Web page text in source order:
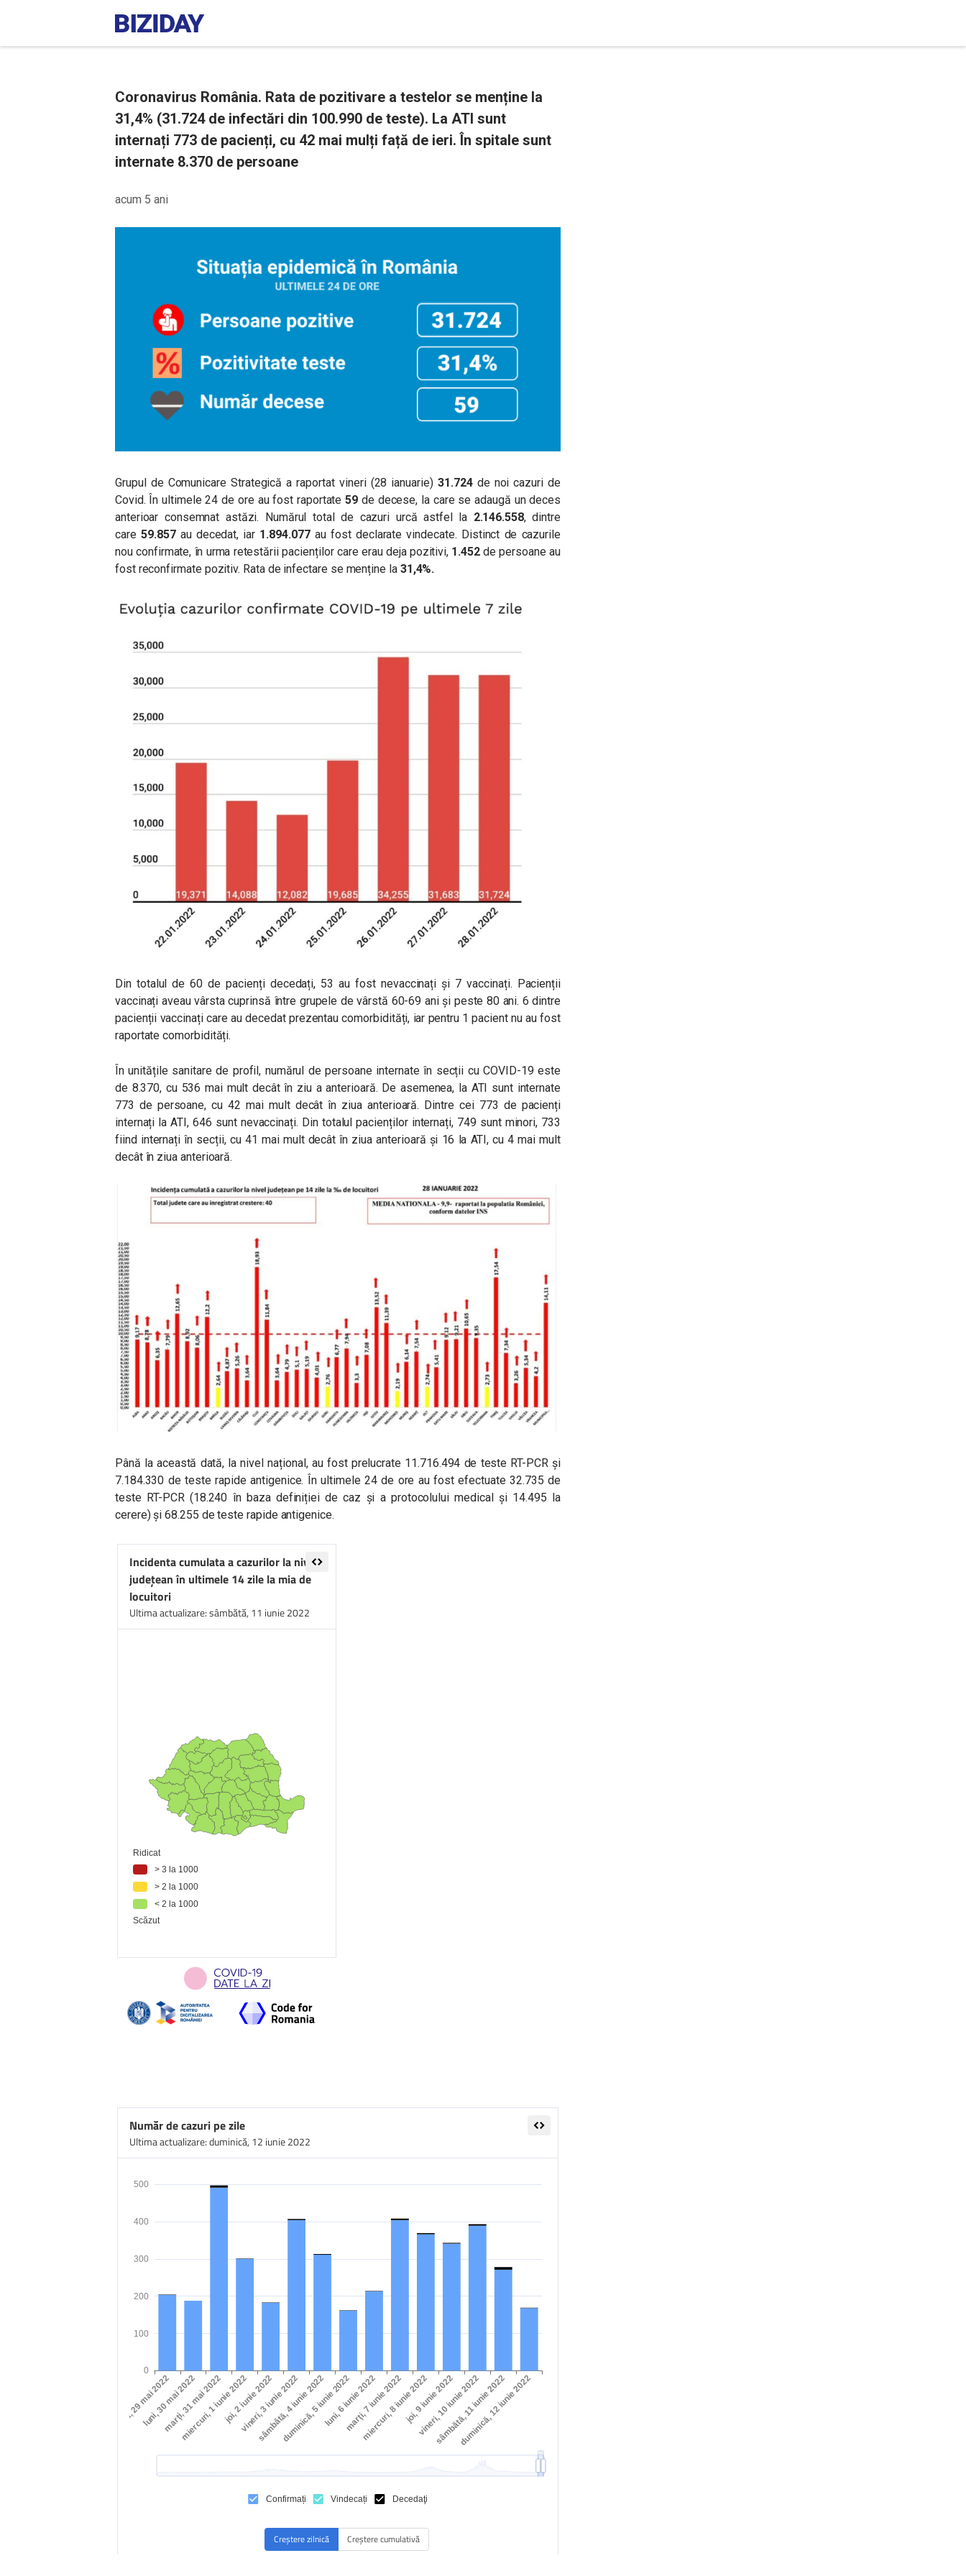
Coronavirus România. Rata de pozitivare a testelor se menține la
31,4% (31.724 de infectări din 100.990 de teste). La ATI sunt
internați 773 de pacienți, cu 42 mai mulți față de ieri. În spitale sunt
internate 8.370 de persoane
acum 5 ani
Grupul de Comunicare Strategică a raportat vineri (28 ianuarie) 31.724 de noi cazuri de
Covid. În ultimele 24 de ore au fost raportate 59 de decese, la care se adaugă un deces
anterioar consemnat astăzi. Numărul total de cazuri urcă astfel la 2.146.558, dintre
care 59.857 au decedat, iar 1.894.077 au fost declarate vindecate. Distinct de cazurile
nou confirmate, în urma retestării pacienților care erau deja pozitivi, 1.452de persoane au
fost reconfirmate pozitiv. Rata de infectare se menține la 31,4%.
Din totalul de 60 de pacienți decedați, 53 au fost nevaccinați și 7 vaccinați. Pacienții
vaccinați aveau vârsta cuprinsă între grupele de vârstă 60-69 ani și peste 80 ani. 6 dintre
pacienții vaccinați care au decedat prezentau comorbidități, iar pentru 1 pacient nu au fost
raportate comorbidități.
În unitățile sanitare de profil, numărul de persoane internate în secții cu COVID-19 este
de 8.370, cu 536 mai mult decât în ziu a anterioară. De asemenea, la ATI sunt internate
773 de persoane, cu 42 mai mult decât în ziua anterioară. Dintre cei 773 de pacienți
internați la ATI, 646 sunt nevaccinați. Din totalul pacienților internați, 749 sunt minori, 733
fiind internați în secții, cu 41 mai mult decât în ziua anterioară și 16 la ATI, cu 4 mai mult
decât în ziua anterioară.
Până la această dată, la nivel național, au fost prelucrate 11.716.494 de teste RT-PCR și
7.184.330 de teste rapide antigenice. În ultimele 24 de ore au fost efectuate 32.735 de
teste RT-PCR (18.240 în baza definiției de caz și a protocolului medical și 14.495 la
cerere) și 68.255 de teste rapide antigenice.